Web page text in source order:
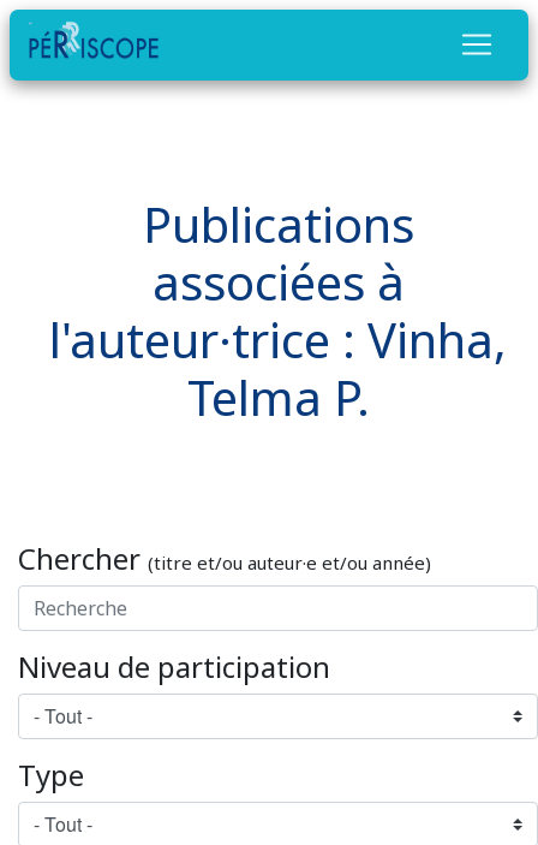
Publications
associées à
l'auteur·trice : Vinha,
Telma P.
Chercher (titre et/ou auteur·e et/ou année)
Niveau de participation
Type